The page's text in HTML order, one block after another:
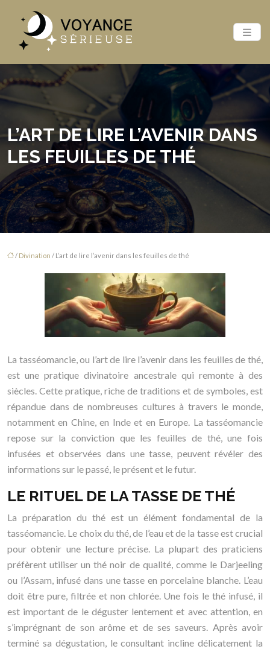
L’ART DE LIRE L’AVENIR DANS
LES FEUILLES DE THÉ
/ Divination / L’art de lire l’avenir dans les feuilles de thé
La tasséomancie, ou l’art de lire l’avenir dans les feuilles de thé,
est une pratique divinatoire ancestrale qui remonte à des
siècles. Cette pratique, riche de traditions et de symboles, est
répandue dans de nombreuses cultures à travers le monde,
notamment en Chine, en Inde et en Europe. La tasséomancie
repose sur la conviction que les feuilles de thé, une fois
infusées et observées dans une tasse, peuvent révéler des
informations sur le passé, le présent et le futur.
LE RITUEL DE LA TASSE DE THÉ
La préparation du thé est un élément fondamental de la
tasséomancie. Le choix du thé, de l’eau et de la tasse est crucial
pour obtenir une lecture précise. La plupart des praticiens
préfèrent utiliser un thé noir de qualité, comme le Darjeeling
ou l’Assam, infusé dans une tasse en porcelaine blanche. L’eau
doit être pure, filtrée et non chlorée. Une fois le thé infusé, il
est important de le déguster lentement et avec attention, en
s’imprégnant de son arôme et de ses saveurs. Après avoir
terminé sa dégustation, le consultant incline délicatement la